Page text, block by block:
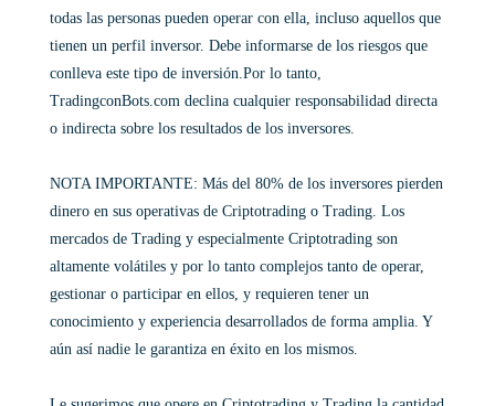
todas las personas pueden operar con ella, incluso aquellos que
tienen un perfil inversor. Debe informarse de los riesgos que
conlleva este tipo de inversión.Por lo tanto,
TradingconBots.com declina cualquier responsabilidad directa
o indirecta sobre los resultados de los inversores.
NOTA IMPORTANTE: Más del 80% de los inversores pierden
dinero en sus operativas de Criptotrading o Trading. Los
mercados de Trading y especialmente Criptotrading son
altamente volátiles y por lo tanto complejos tanto de operar,
gestionar o participar en ellos, y requieren tener un
conocimiento y experiencia desarrollados de forma amplia. Y
aún así nadie le garantiza en éxito en los mismos.